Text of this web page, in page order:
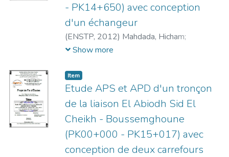
- PK14+650) avec conception
d'un échangeur
(ENSTP, 2012) Mahdada, Hicham;
Imamouine, Abdelwaheb
Show more
Item
Etude APS et APD d'un tronçon
de la liaison El Abiodh Sid El
Cheikh - Boussemghoune
(PK00+000 - PK15+017) avec
conception de deux carrefours